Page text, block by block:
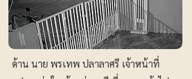
ด้าน นาย พรเทพ ปลาลาศรี เจ้าหน้าที่